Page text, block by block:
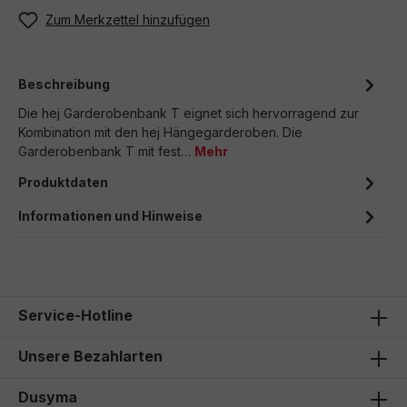
Zum Merkzettel hinzufügen
Beschreibung
Die hej Garderobenbank T eignet sich hervorragend zur
Kombination mit den hej Hängegarderoben. Die
Garderobenbank T mit fest… Mehr
Produktdaten
Informationen und Hinweise
Service-Hotline
Unsere Bezahlarten
Dusyma